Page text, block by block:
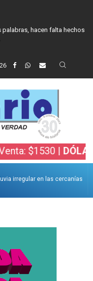
palabras, hacen falta hechos
| DÓLAR
irregular en las cercanías